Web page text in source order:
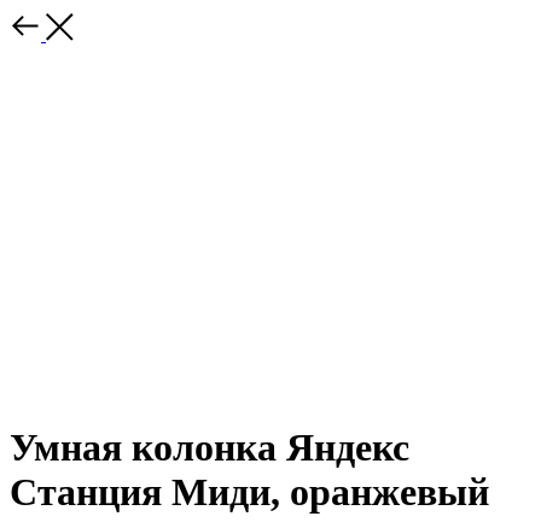
Умная колонка Яндекс
Станция Миди, оранжевый